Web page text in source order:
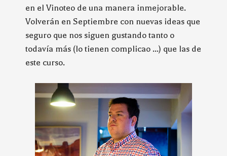
en el Vinoteo de una manera inmejorable.
Volverán en Septiembre con nuevas ideas que
seguro que nos siguen gustando tanto o
todavía más (lo tienen complicao ...) que las de
este curso.